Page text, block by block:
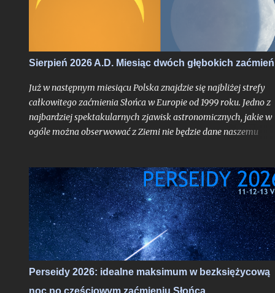
najsłynniejszy rój meteorów nie jest dla tego miesiąca
tyle fakt, że będzie on otoczony bardzo głębokimi zaćmieniami
zarówno Słońca jak i Księżyca - to już nawarstwienie zjawisk
wielkiego kalibru na skalę, jakiej chyba nikt z nas jeszcze nie
doświadczył.
Sierpień 2026 A.D. Miesiąc dwóch głębokich zaćmień
Już w następnym miesiącu Polska znajdzie się najbliżej strefy
całkowitego zaćmienia Słońca w Europie od 1999 roku. Jedno z
najbardziej spektakularnych zjawisk astronomicznych, jakie w
ogóle można obserwować z Ziemi nie będzie dane naszemu
który obszar kontynentu chodzi - spektakl ten rozegra się
innymi nad Hiszpanią. Choć faza całkowita z Polski
nie będzie, tak duża bliskość względem pasa jej widoczności
oznacza nieuchronnie, że znajdziemy się w strefie zaćmienia
częściowego o bardzo głębokiej fazie maksymalnej
do aż 87%, gdy Słońce stanie się cienkim sierpem. Jako, że
zaćmienia chodzą parami - nieco ponad dwa tygodnie od
gdy nasz satelita osiągnie pełnię czeka nas częściowe zaćmienie
Perseidy 2026: idealne maksimum w bezksiężycową
noc po częściowym zaćmieniu Słońca